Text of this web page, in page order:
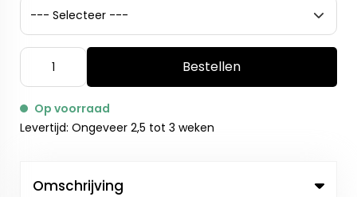
Bestellen
Op voorraad
Levertijd: Ongeveer 2,5 tot 3 weken
Omschrijving